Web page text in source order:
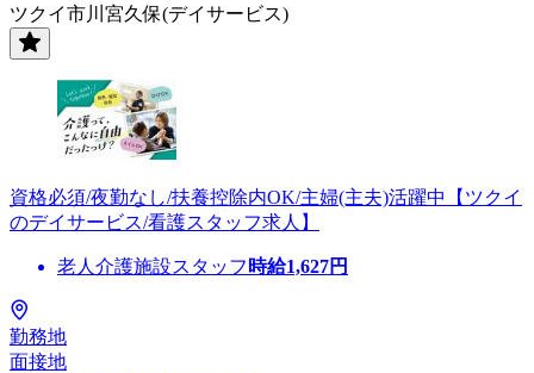
ツクイ市川宮久保(デイサービス)
資格必須/夜勤なし/扶養控除内OK/主婦(主夫)活躍中【ツクイ
のデイサービス/看護スタッフ求人】
老人介護施設スタッフ 時給1,627円
勤務地
面接地